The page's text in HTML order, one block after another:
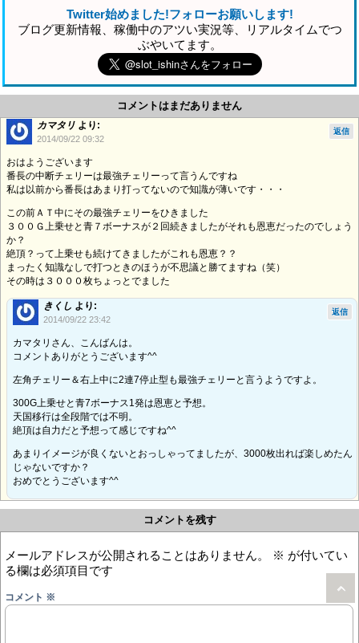
Twitter始めました!フォローお願いします!
ブログ更新情報、稼働中のアツい実況等、リアルタイムでつ
ぶやいてます。
コメントはまだありません
カマタリ より:
2014/09/22 09:32
おはようございます
番長の中断チェリーは最強チェリーって言うんですね
私は以前から番長はあまり打ってないので知識が薄いです・・・
この前ＡＴ中にその最強チェリーをひきました
３００Ｇ上乗せと青７ボーナスが２回続きましたがそれも恩恵だったのでしょう
か？
絶頂？って上乗せも続けてきましたがこれも恩恵？？
まったく知識なしで打つときのほうが不思議と勝てますね（笑）
その時は３０００枚ちょっとでました
返信
きくし より:
2014/09/22 23:42
カマタリさん、こんばんは。
コメントありがとうございます^^
左角チェリー＆右上中に2連7停止型も最強チェリーと言うようですよ。
300G上乗せと青7ボーナス1発は恩恵と予想。
天国移行は全段階では不明。
絶頂は自力だと予想って感じですね^^
あまりイメージが良くないとおっしゃってましたが、3000枚出れば楽しめたん
じゃないですか？
おめでとうございます^^
返信
コメントを残す
メールアドレスが公開されることはありません。 ※ が付いてい
る欄は必須項目です
コメント ※